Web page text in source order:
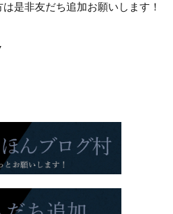
是非友だち追加お願いします！